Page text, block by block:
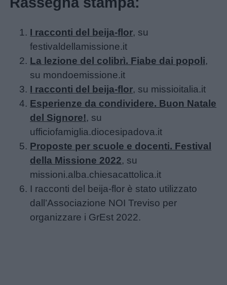
I racconti del beija-flor, su
festivaldellamissione.it
La lezione del colibrì. Fiabe dai popoli,
su mondoemissione.it
I racconti del beija-flor, su missioitalia.it
Esperienze da condividere. Buon Natale
del Signore!, su
ufficiofamiglia.diocesipadova.it
Proposte per scuole e docenti. Festival
della Missione 2022, su
missioni.alba.chiesacattolica.it
I racconti del beija-flor è stato utilizzato
dall’Associazione NOI Treviso per
organizzare i GrEst 2022.